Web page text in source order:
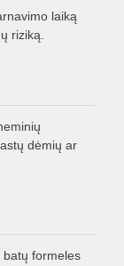
laiką
riziką.
dėmių ar
batų formeles